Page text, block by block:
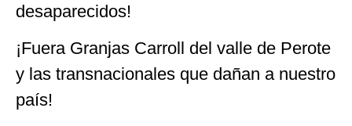
desaparecidos!
¡Fuera Granjas Carroll del valle de Perote
y las transnacionales que dañan a nuestro
país!